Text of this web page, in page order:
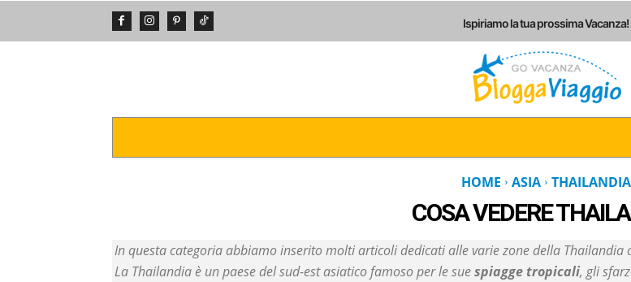
Ispiriamo la tua prossima Vacanza!
HOME ASIA THAILANDIA
COSA VEDERE
In questa categoria abbiamo inserito molti articoli dedicati alle varie zone della Thailandia
La Thailandia è un paese del sud-est asiatico famoso per le suespiagge tropicali, gli